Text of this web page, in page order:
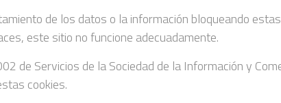
de los datos o la información bloqueando
este sitio no funcione adecuadamente.
de Servicios de la Sociedad de la Información y
cookies.